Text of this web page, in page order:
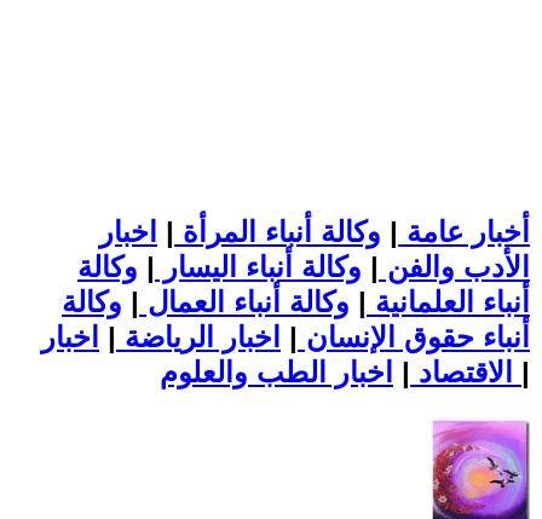
أخبار عامة | وكالة أنباء المرأة | اخبار
الأدب والفن | وكالة أنباء اليسار | وكالة
أنباء العلمانية | وكالة أنباء العمال | وكالة
أنباء حقوق الإنسان | اخبار الرياضة | اخبار
الاقتصاد | |